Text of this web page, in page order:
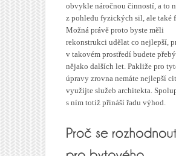
obvykle náročnou činností, a to
z pohledu fyzických sil, ale také
Možná právě proto byste měli
rekonstrukci udělat co nejlepší,
v takovém prostředí budete
nějako dalších let. Pakliže pro
úpravy zrovna nemáte nejlepší cit,
využijte služeb architekta.
s ním totiž přináší řadu výhod.